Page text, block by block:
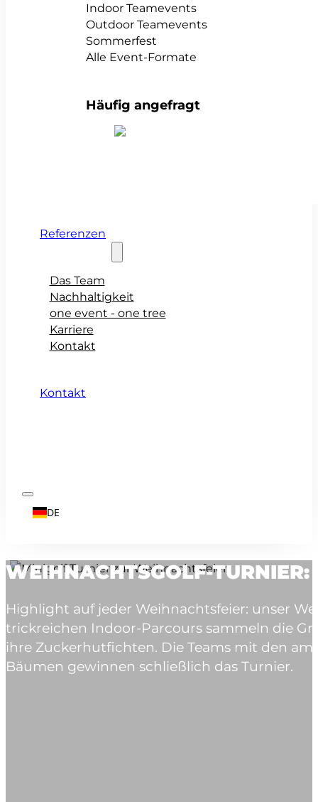
Indoor Teamevents
Outdoor Teamevents
Sommerfest
Alle Event-Formate
Häufig angefragt
Referenzen
Das Team
Nachhaltigkeit
one event - one tree
Karriere
Kontakt
Kontakt
DE
WEIHNACHTSGOLF-
Highlight auf jeder Weihnachtsfeier: unser
trickreichen Indoor-Parcours sammeln die
ihre Zuckerhutfichten. Die Teams mit den
Bäumen gewinnen schließlich das Turnier.